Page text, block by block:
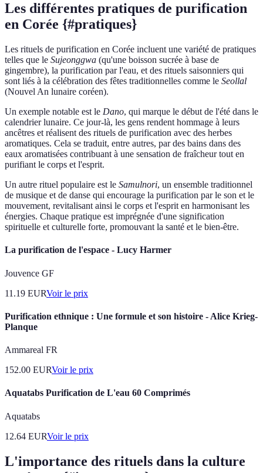
Les différentes pratiques de purification
en Corée {#pratiques}
Les rituels de purification en Corée incluent une variété de pratiques
telles que le Sujeonggwa (qu'une boisson sucrée à base de
gingembre), la purification par l'eau, et des rituels saisonniers qui
sont liés à la célébration des fêtes traditionnelles comme le Seollal
(Nouvel An lunaire coréen).
Un exemple notable est le Dano, qui marque le début de l'été dans le
calendrier lunaire. Ce jour-là, les gens rendent hommage à leurs
ancêtres et réalisent des rituels de purification avec des herbes
aromatiques. Cela se traduit, entre autres, par des bains dans des
eaux aromatisées contribuant à une sensation de fraîcheur tout en
purifiant le corps et l'esprit.
Un autre rituel populaire est le Samulnori, un ensemble traditionnel
de musique et de danse qui encourage la purification par le son et le
mouvement, revitalisant ainsi le corps et l'esprit en harmonisant les
énergies. Chaque pratique est imprégnée d'une signification
spirituelle et culturelle forte, promouvant la santé et le bien-être.
La purification de l'espace - Lucy Harmer
Jouvence GF
11.19 EURVoir le prix
Purification ethnique : Une formule et son histoire - Alice Krieg-
Planque
Ammareal FR
152.00 EURVoir le prix
Aquatabs Purification de L'eau 60 Comprimés
Aquatabs
12.64 EURVoir le prix
L'importance des rituels dans la culture